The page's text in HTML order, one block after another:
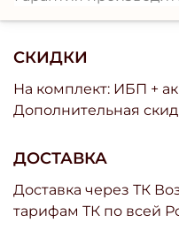
СКИДКИ
На комплект: ИБП +
Дополнительная
ДОСТАВКА
Доставка через ТК
тарифам ТК по всей